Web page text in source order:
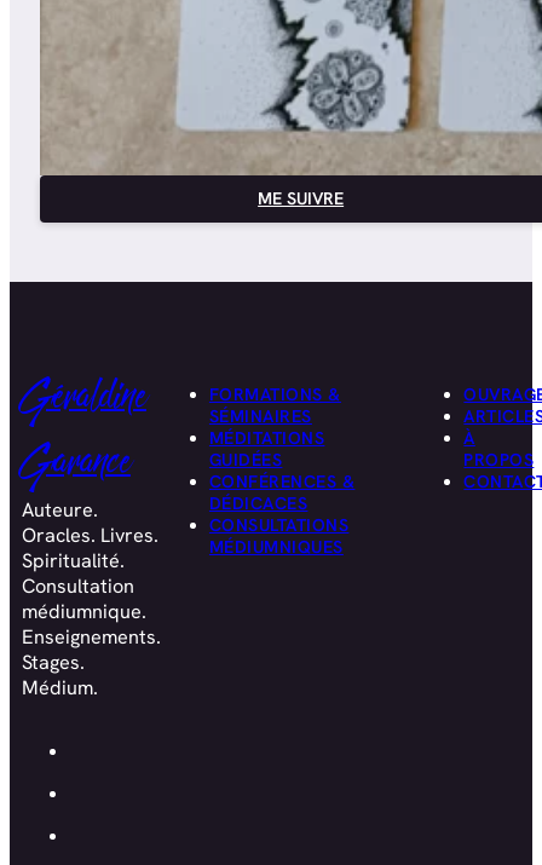
ME SUIVRE
Géraldine
Garance
Auteure.
Oracles. Livres.
Spiritualité.
Consultation
médiumnique.
Enseignements.
Stages.
Médium.
FORMATIONS &
SÉMINAIRES
MÉDITATIONS
GUIDÉES
CONFÉRENCES &
DÉDICACES
CONSULTATIONS
MÉDIUMNIQUES
À
PROPOS